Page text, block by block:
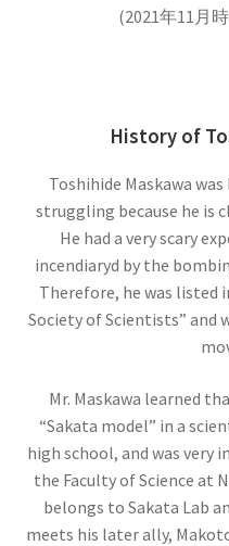
ア
アレクサンダ
【Alexander Graham
8月2日】 — 声を「距
アンリ
【数学・物理学
域
(2021年11月
History of
Toshihide Maskawa
struggling because he is
He had a very scary
incendiaryd by the
Therefore, he was listed
Society of Scientists” and
Mr. Maskawa learned
“Sakata model” in a
high school, and was very
the Faculty of Science at
belongs to Sakata Lab
meets his later ally,